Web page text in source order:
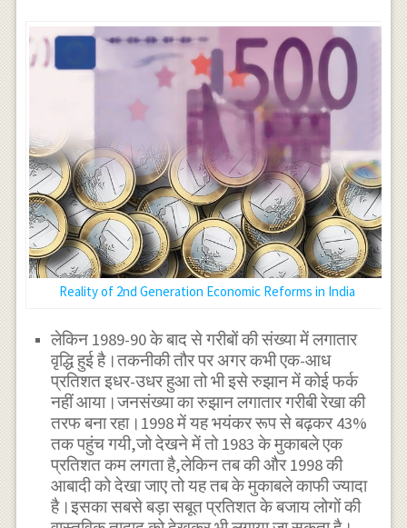
Reality of 2nd Generation Economic Reforms in India
लेकिन 1989-90 के बाद से गरीबों की संख्या में लगातार
वृद्धि हुई है।तकनीकी तौर पर अगर कभी एक-आध
प्रतिशत इधर-उधर हुआ तो भी इसे रुझान में कोई फर्क
नहीं आया।जनसंख्या का रुझान लगातार गरीबी रेखा की
तरफ बना रहा।1998 में यह भयंकर रूप से बढ़कर 43%
तक पहुंच गयी,जो देखने में तो 1983 के मुकाबले एक
प्रतिशत कम लगता है,लेकिन तब की और 1998 की
आबादी को देखा जाए तो यह तब के मुकाबले काफी ज्यादा
है।इसका सबसे बड़ा सबूत प्रतिशत के बजाय लोगों की